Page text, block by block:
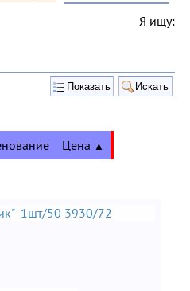
Я ищу:
Цена ▲
1шт/50 3930/72